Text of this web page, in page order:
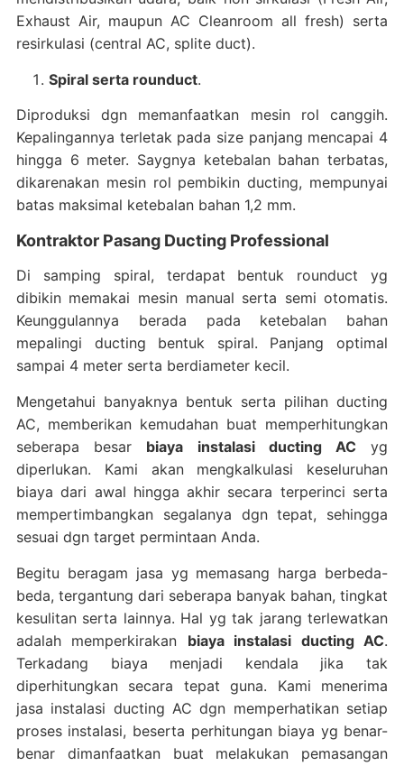
Exhaust Air, maupun AC Cleanroom all fresh) serta
resirkulasi (central AC, splite duct).
Spiral serta rounduct.
Diproduksi dgn memanfaatkan mesin rol canggih.
Kepalingannya terletak pada size panjang mencapai 4
hingga 6 meter. Saygnya ketebalan bahan terbatas,
dikarenakan mesin rol pembikin ducting, mempunyai
batas maksimal ketebalan bahan 1,2 mm.
Kontraktor Pasang Ducting Professional
Di samping spiral, terdapat bentuk rounduct yg
dibikin memakai mesin manual serta semi otomatis.
Keunggulannya berada pada ketebalan bahan
mepalingi ducting bentuk spiral. Panjang optimal
sampai 4 meter serta berdiameter kecil.
Mengetahui banyaknya bentuk serta pilihan ducting
AC, memberikan kemudahan buat memperhitungkan
seberapa besar biaya instalasi ducting AC yg
diperlukan. Kami akan mengkalkulasi keseluruhan
biaya dari awal hingga akhir secara terperinci serta
mempertimbangkan segalanya dgn tepat, sehingga
sesuai dgn target permintaan Anda.
Begitu beragam jasa yg memasang harga berbeda-
beda, tergantung dari seberapa banyak bahan, tingkat
kesulitan serta lainnya. Hal yg tak jarang terlewatkan
adalah memperkirakan biaya instalasi ducting AC.
Terkadang biaya menjadi kendala jika tak
diperhitungkan secara tepat guna. Kami menerima
jasa instalasi ducting AC dgn memperhatikan setiap
proses instalasi, beserta perhitungan biaya yg benar-
benar dimanfaatkan buat melakukan pemasangan